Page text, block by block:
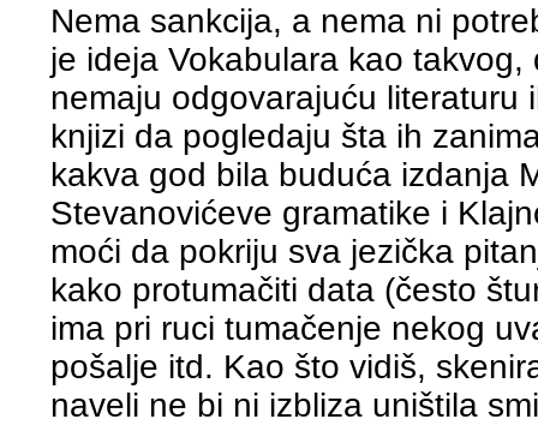
Nema sankcija, a nema ni
je ideja Vokabulara kao
nemaju odgovarajuću
knjizi da pogledaju šta ih
kakva god bila buduća izdanja
Stevanovićeve gramatike i
moći da pokriju sva jezička
kako protumačiti data (često
ima pri ruci tumačenje nekog
pošalje itd. Kao što vidiš,
naveli ne bi ni izbliza uništila